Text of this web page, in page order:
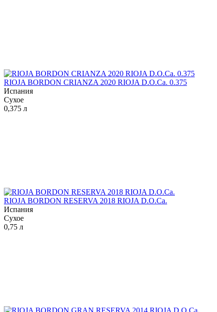
RIOJA BORDON CRIANZA 2020 RIOJA D.O.Ca. 0.375
Испания
Сухое
0,375 л
RIOJA BORDON RESERVA 2018 RIOJA D.O.Ca.
Испания
Сухое
0,75 л